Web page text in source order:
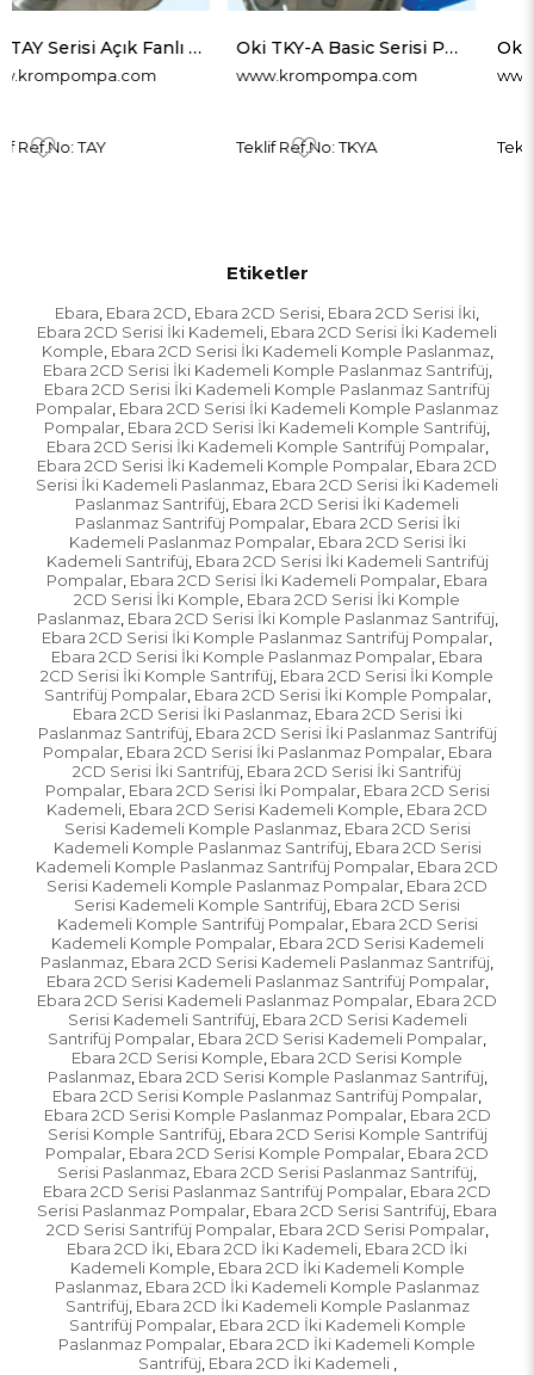
Oki TKY-A Basic Serisi Paslanmaz Santrifüj Pompa
www.krompompa.com
Teklif Ref.No: TKYA
Oki TKY-S/C/M Serisi Kapalı Fanlı Tek Kademeli Paslanmaz Santrifüj Pompa
www.krompompa.com
Teklif Ref.No: TKYSCM
Etiketler
Ebara, Ebara 2CD, Ebara 2CD Serisi, Ebara 2CD Serisi İki,
Ebara 2CD Serisi İki Kademeli, Ebara 2CD Serisi İki Kademeli
Komple, Ebara 2CD Serisi İki Kademeli Komple Paslanmaz,
Ebara 2CD Serisi İki Kademeli Komple Paslanmaz Santrifüj,
Ebara 2CD Serisi İki Kademeli Komple Paslanmaz Santrifüj
Pompalar, Ebara 2CD Serisi İki Kademeli Komple Paslanmaz
Pompalar, Ebara 2CD Serisi İki Kademeli Komple Santrifüj,
Ebara 2CD Serisi İki Kademeli Komple Santrifüj Pompalar,
Ebara 2CD Serisi İki Kademeli Komple Pompalar, Ebara 2CD
Serisi İki Kademeli Paslanmaz, Ebara 2CD Serisi İki Kademeli
Paslanmaz Santrifüj, Ebara 2CD Serisi İki Kademeli
Paslanmaz Santrifüj Pompalar, Ebara 2CD Serisi İki
Kademeli Paslanmaz Pompalar, Ebara 2CD Serisi İki
Kademeli Santrifüj, Ebara 2CD Serisi İki Kademeli Santrifüj
Pompalar, Ebara 2CD Serisi İki Kademeli Pompalar, Ebara
2CD Serisi İki Komple, Ebara 2CD Serisi İki Komple
Paslanmaz, Ebara 2CD Serisi İki Komple Paslanmaz Santrifüj,
Ebara 2CD Serisi İki Komple Paslanmaz Santrifüj Pompalar,
Ebara 2CD Serisi İki Komple Paslanmaz Pompalar, Ebara
2CD Serisi İki Komple Santrifüj, Ebara 2CD Serisi İki Komple
Santrifüj Pompalar, Ebara 2CD Serisi İki Komple Pompalar,
Ebara 2CD Serisi İki Paslanmaz, Ebara 2CD Serisi İki
Paslanmaz Santrifüj, Ebara 2CD Serisi İki Paslanmaz Santrifüj
Pompalar, Ebara 2CD Serisi İki Paslanmaz Pompalar, Ebara
2CD Serisi İki Santrifüj, Ebara 2CD Serisi İki Santrifüj
Pompalar, Ebara 2CD Serisi İki Pompalar, Ebara 2CD Serisi
Kademeli, Ebara 2CD Serisi Kademeli Komple, Ebara 2CD
Serisi Kademeli Komple Paslanmaz, Ebara 2CD Serisi
Kademeli Komple Paslanmaz Santrifüj, Ebara 2CD Serisi
Kademeli Komple Paslanmaz Santrifüj Pompalar, Ebara 2CD
Serisi Kademeli Komple Paslanmaz Pompalar, Ebara 2CD
Serisi Kademeli Komple Santrifüj, Ebara 2CD Serisi
Kademeli Komple Santrifüj Pompalar, Ebara 2CD Serisi
Kademeli Komple Pompalar, Ebara 2CD Serisi Kademeli
Paslanmaz, Ebara 2CD Serisi Kademeli Paslanmaz Santrifüj,
Ebara 2CD Serisi Kademeli Paslanmaz Santrifüj Pompalar,
Ebara 2CD Serisi Kademeli Paslanmaz Pompalar, Ebara 2CD
Serisi Kademeli Santrifüj, Ebara 2CD Serisi Kademeli
Santrifüj Pompalar, Ebara 2CD Serisi Kademeli Pompalar,
Ebara 2CD Serisi Komple, Ebara 2CD Serisi Komple
Paslanmaz, Ebara 2CD Serisi Komple Paslanmaz Santrifüj,
Ebara 2CD Serisi Komple Paslanmaz Santrifüj Pompalar,
Ebara 2CD Serisi Komple Paslanmaz Pompalar, Ebara 2CD
Serisi Komple Santrifüj, Ebara 2CD Serisi Komple Santrifüj
Pompalar, Ebara 2CD Serisi Komple Pompalar, Ebara 2CD
Serisi Paslanmaz, Ebara 2CD Serisi Paslanmaz Santrifüj,
Ebara 2CD Serisi Paslanmaz Santrifüj Pompalar, Ebara 2CD
Serisi Paslanmaz Pompalar, Ebara 2CD Serisi Santrifüj, Ebara
2CD Serisi Santrifüj Pompalar, Ebara 2CD Serisi Pompalar,
Ebara 2CD İki, Ebara 2CD İki Kademeli, Ebara 2CD İki
Kademeli Komple, Ebara 2CD İki Kademeli Komple
Paslanmaz, Ebara 2CD İki Kademeli Komple Paslanmaz
Santrifüj, Ebara 2CD İki Kademeli Komple Paslanmaz
Santrifüj Pompalar, Ebara 2CD İki Kademeli Komple
Paslanmaz Pompalar, Ebara 2CD İki Kademeli Komple
Santrifüj, Ebara 2CD İki Kademeli ,